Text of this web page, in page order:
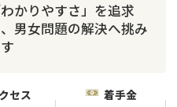
わかりやすさ」を追求
、男女問題の解決へ挑み
セス 着手金